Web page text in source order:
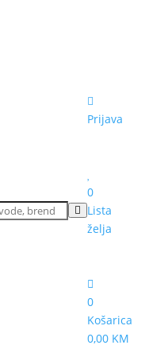
Prijava
0
Lista
želja
0
Košarica
0,00 KM